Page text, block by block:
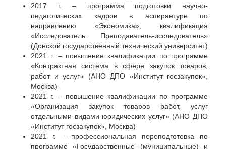
2017 г. – программа подготовки научно-
педагогических кадров в аспирантуре по
направлению «Экономика», квалификация
«Исследователь. Преподаватель-исследователь»
(Донской государственный технический университет)
2021 г. – повышение квалификации по программе
«Контрактная система в сфере закупок товаров,
работ и услуг» (АНО ДПО «Институт госзакупок»,
Москва)
2021 г. – повышение квалификации по программе
«Организация закупок товаров работ, услуг
отдельными видами юридических услуг» (АНО ДПО
«Институт госзакупок», Москва)
2021 г. – профессиональная переподготовка по
программе «Государственные (муниципальные) и